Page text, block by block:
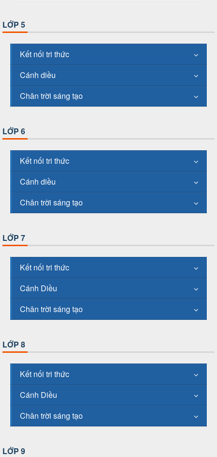
LỚP 5
Kết nối tri thức
Cánh diều
Chân trời sáng tạo
LỚP 6
Kết nối tri thức
Cánh diều
Chân trời sáng tạo
LỚP 7
Kết nối tri thức
Cánh Diều
Chân trời sáng tạo
LỚP 8
Kết nối tri thức
Cánh Diều
Chân trời sáng tạo
LỚP 9